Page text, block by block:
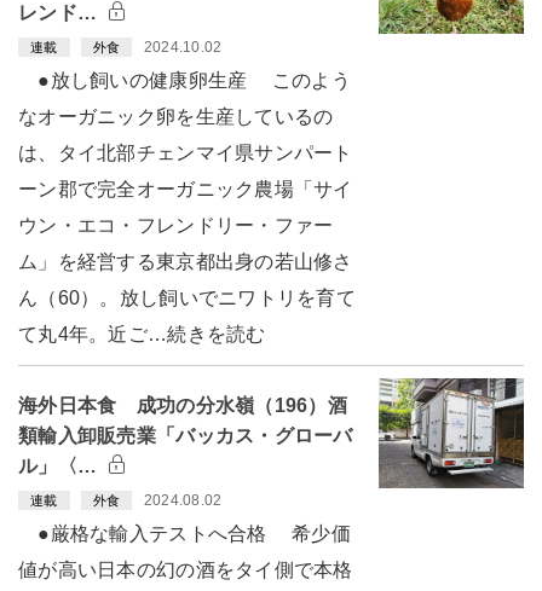
レンド…
連載 外食 2024.10.02
●放し飼いの健康卵生産 このよう
なオーガニック卵を生産しているの
は、タイ北部チェンマイ県サンパート
ーン郡で完全オーガニック農場「サイ
ウン・エコ・フレンドリー・ファー
ム」を経営する東京都出身の若山修さ
ん（60）。放し飼いでニワトリを育て
て丸4年。近ご…続きを読む
海外日本食 成功の分水嶺（196）酒
類輸入卸販売業「バッカス・グローバ
ル」〈…
連載 外食 2024.08.02
●厳格な輸入テストへ合格 希少価
値が高い日本の幻の酒をタイ側で本格